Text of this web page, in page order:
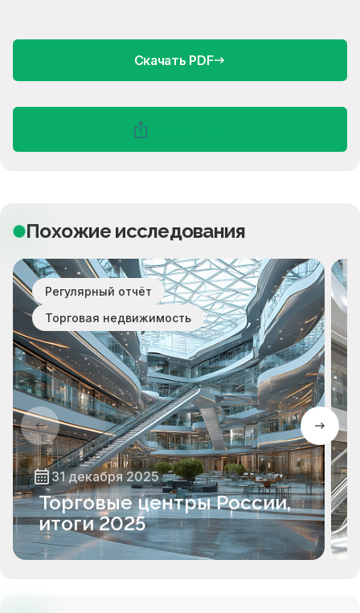
Скачать PDF
Похожие исследования
Регулярный отчёт
Торговая недвижимость
31 декабря 2025
Торговые центры России,
итоги 2025